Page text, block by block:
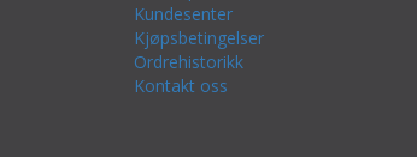
Kundesenter
Kjøpsbetingelser
Ordrehistorikk
Kontakt oss